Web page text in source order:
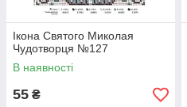
Ікона Святого Миколая
Чудотворця №127
В наявності
55 ₴